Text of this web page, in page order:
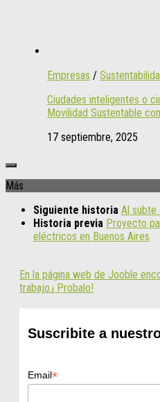
Empresas /
Ciudades inteligentes o
Movilidad Sustentable
17 septiembre, 2025
Más
Siguiente historia Al subte
Historia previa Proyecto
eléctricos en Buenos Aires
En la página web de Jooble
trabajo.¡ Probalo!
Suscribite a
Email*